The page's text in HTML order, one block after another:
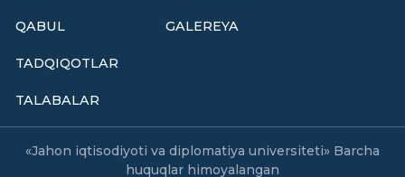
QABUL
TADQIQOTLAR
TALABALAR
GALEREYA
«Jahon iqtisodiyoti va diplomatiya universiteti» Barcha
huquqlar himoyalangan